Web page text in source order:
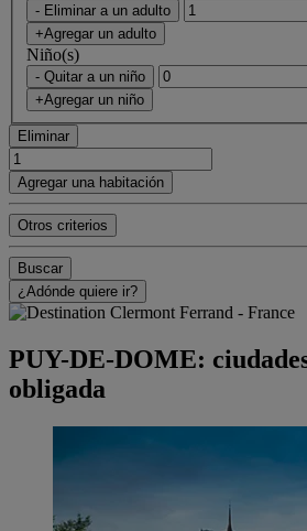
- Eliminar a un adulto
+Agregar un adulto
Niño(s)
- Quitar a un niño
+Agregar un niño
Eliminar
Agregar una habitación
Otros criterios
Buscar
¿Adónde quiere ir?
PUY-DE-DOME:
obligada